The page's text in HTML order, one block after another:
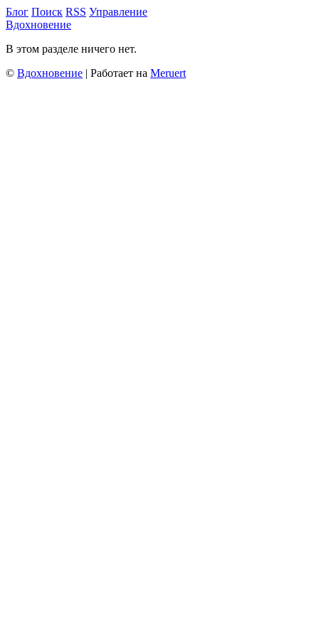
Блог Поиск RSS Управление
Вдохновение
В этом разделе ничего нет.
© Вдохновение | Работает на Meruert